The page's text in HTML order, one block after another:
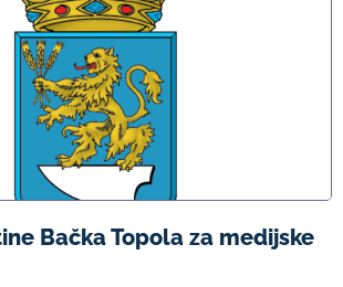
Bačka Topola za medijske